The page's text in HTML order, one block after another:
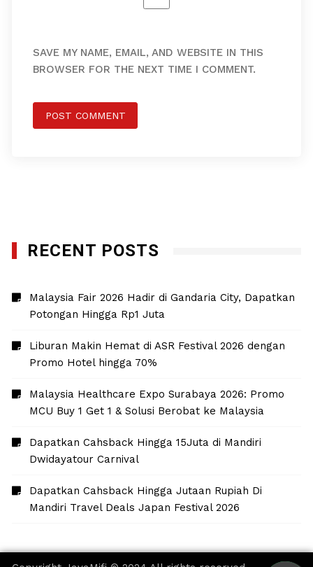
SAVE MY NAME, EMAIL, AND WEBSITE IN THIS
BROWSER FOR THE NEXT TIME I COMMENT.
RECENT POSTS
Malaysia Fair 2026 Hadir di Gandaria City, Dapatkan
Potongan Hingga Rp1 Juta
Liburan Makin Hemat di ASR Festival 2026 dengan
Promo Hotel hingga 70%
Malaysia Healthcare Expo Surabaya 2026: Promo
MCU Buy 1 Get 1 & Solusi Berobat ke Malaysia
Dapatkan Cahsback Hingga 15Juta di Mandiri
Dwidayatour Carnival
Dapatkan Cahsback Hingga Jutaan Rupiah Di
Mandiri Travel Deals Japan Festival 2026